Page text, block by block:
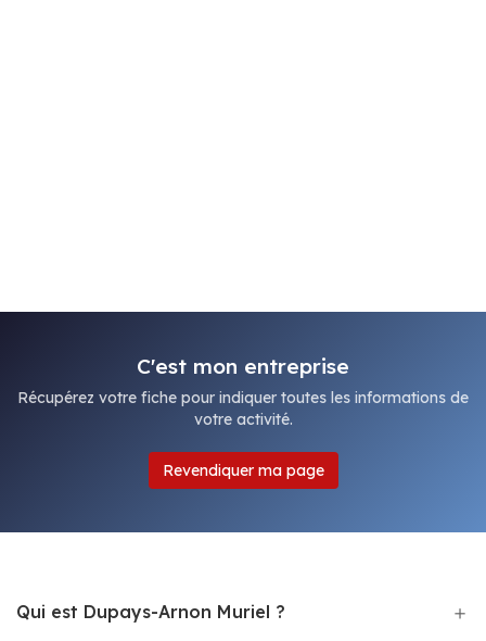
C'est mon entreprise
Récupérez votre fiche pour indiquer toutes les informations de
votre activité.
Revendiquer ma page
Qui est Dupays-Arnon Muriel ?